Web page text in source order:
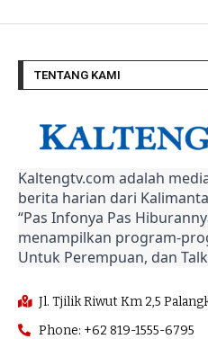
TENTANG KAMI
Kaltengtv.com adalah
berita harian dari
“Pas Infonya Pas
menampilkan program-
Untuk Perempuan, dan
Jl. Tjilik Riwut Km 2,5
Phone: +62 819-1555-6795